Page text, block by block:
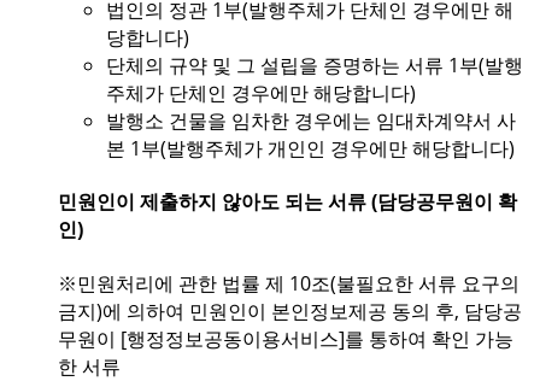
법인의 정관 1부(발행주체가 단체인 경우에만 해
당합니다)
단체의 규약 및 그 설립을 증명하는 서류 1부(발행
주체가 단체인 경우에만 해당합니다)
발행소 건물을 임차한 경우에는 임대차계약서 사
본 1부(발행주체가 개인인 경우에만 해당합니다)
민원인이 제출하지 않아도 되는 서류 (담당공무원이 확
인)
※민원처리에 관한 법률 제 10조(불필요한 서류 요구의
금지)에 의하여 민원인이 본인정보제공 동의 후, 담당공
무원이 [행정정보공동이용서비스]를 통하여 확인 가능
한 서류